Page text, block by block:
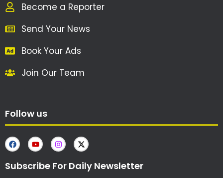
Become a Reporter
Send Your News
Book Your Ads
Join Our Team
Follow us
Subscribe For Daily Newsletter